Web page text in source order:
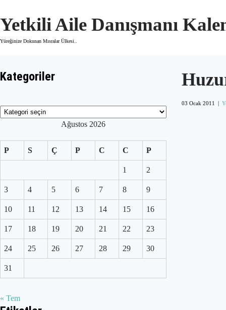
to
content
Yetkili Aile Danışmanı
Yüreğinize Dokunan Mısralar Ülkesi..
03 Ocak 2011 |
Kategoriler
Kategoriler
Ağustos 2026
P S Ç P C C P
1 2
3 4 5 6 7 8 9
10 11 12 13 14 15 16
17 18 19 20 21 22 23
24 25 26 27 28 29 30
31
« Tem